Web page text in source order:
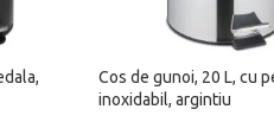
Cos de gunoi, 20 L, cu
inoxidabil, argintiu